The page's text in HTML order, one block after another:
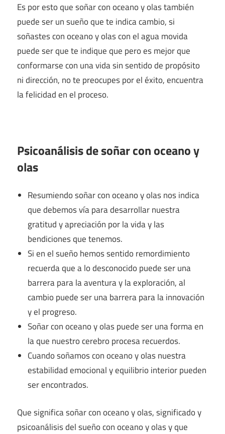
Es por esto que soñar con oceano y olas también
puede ser un sueño que te indica cambio, si
soñastes con oceano y olas con el agua movida
puede ser que te indique que pero es mejor que
conformarse con una vida sin sentido de propósito
ni dirección, no te preocupes por el éxito, encuentra
la felicidad en el proceso.
Psicoanálisis de soñar con oceano y
olas
Resumiendo soñar con oceano y olas nos indica
que debemos vía para desarrollar nuestra
gratitud y apreciación por la vida y las
bendiciones que tenemos.
Si en el sueño hemos sentido remordimiento
recuerda que a lo desconocido puede ser una
barrera para la aventura y la exploración, al
cambio puede ser una barrera para la innovación
y el progreso.
Soñar con oceano y olas puede ser una forma en
la que nuestro cerebro procesa recuerdos.
Cuando soñamos con oceano y olas nuestra
estabilidad emocional y equilibrio interior pueden
ser encontrados.
Que significa soñar con oceano y olas, significado y
psicoanálisis del sueño con oceano y olas y que